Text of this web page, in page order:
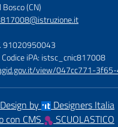
(CN)
91020950043
iPA: istsc_cnic817008
view/047cc771-
by
Designers Italia
con CMS
SCUOLASTICO